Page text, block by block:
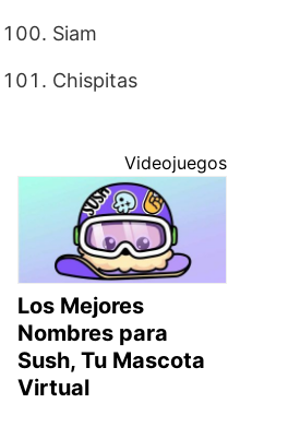
Siam
Chispitas
Videojuegos
Los Mejores
Nombres para
Sush, Tu Mascota
Virtual